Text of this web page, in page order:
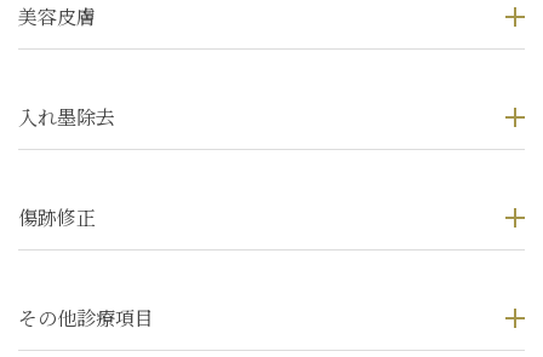
美容皮膚
入れ墨除去
傷跡修正
その他診療項目